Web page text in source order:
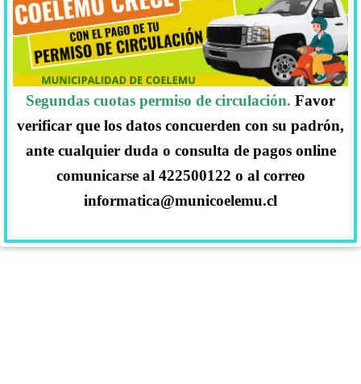
N°1326 del 24.07.2024
Descargar decreto Remate.
Segundas cuotas permiso de circulación. Favor
verificar que los datos concuerden con su padrón,
ante cualquier duda o consulta de pagos online
comunicarse al 422500122 o al correo
informatica@municoelemu.cl